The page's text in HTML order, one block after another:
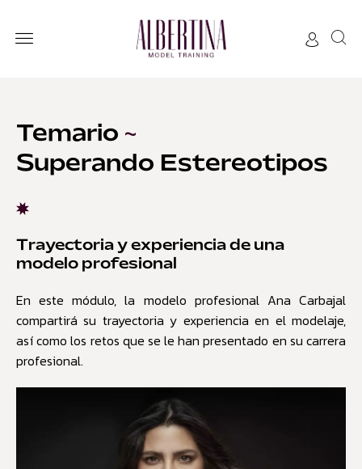
Temario ~
Superando Estereotipos
Trayectoria y experiencia de una
modelo profesional
En este módulo, la modelo profesional Ana Carbajal
compartirá su trayectoria y experiencia en el modelaje,
así como los retos que se le han presentado en su carrera
profesional.